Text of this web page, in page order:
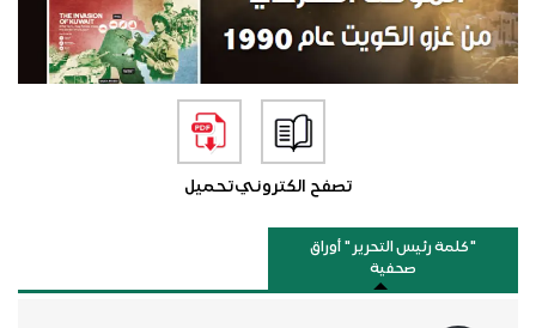
تصفح الكترونيتحميل
"كلمة رئيس التحرير " أوراق
صحفية